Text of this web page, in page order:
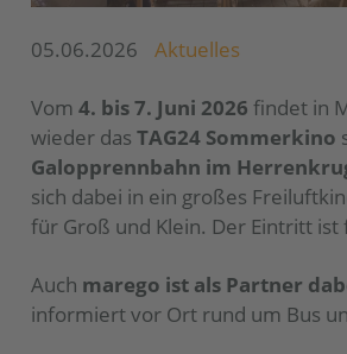
05.06.2026 Aktuelles
Vom 4. bis 7. Juni 2026 findet in
wieder das TAG24 Sommerkino
Galopprennbahn im
sich dabei in ein großes
für Groß und Klein. Der Eintritt ist
Auch marego ist als Partner
informiert vor Ort rund um Bus